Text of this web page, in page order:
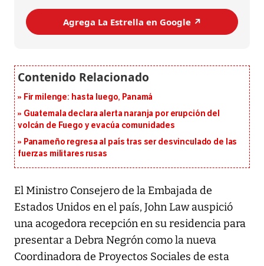
Agrega La Estrella en Google ↗️
Fir milenge: hasta luego, Panamá
Guatemala declara alerta naranja por erupción del
volcán de Fuego y evacúa comunidades
Panameño regresa al país tras ser desvinculado de las
fuerzas militares rusas
El Ministro Consejero de la Embajada de
Estados Unidos en el país, John Law auspició
una acogedora recepción en su residencia para
presentar a Debra Negrón como la nueva
Coordinadora de Proyectos Sociales de esta